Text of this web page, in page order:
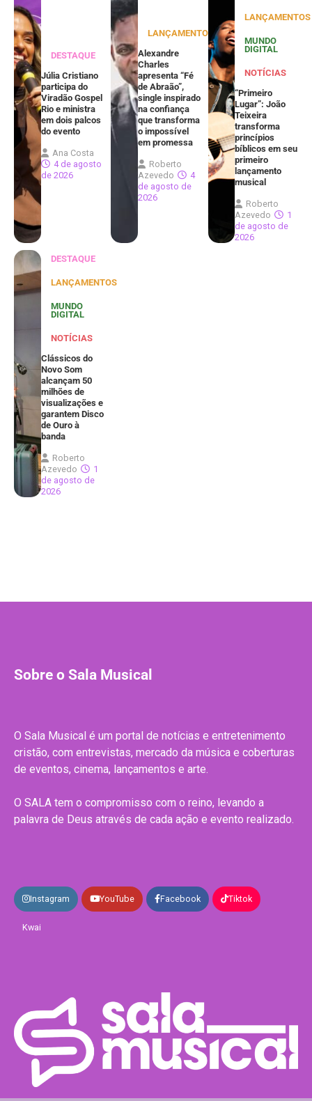
DESTAQUE
Júlia Cristiano
participa do
Viradão Gospel
Rio e ministra
em dois palcos
do evento
Ana Costa
4 de agosto
de 2026
LANÇAMENTOS
Alexandre
Charles
apresenta “Fé
de Abraão”,
single inspirado
na confiança
que transforma
o impossível
em promessa
Roberto
Azevedo
4
de agosto de
2026
LANÇAMENTOS
MUNDO
DIGITAL
NOTÍCIAS
“Primeiro
Lugar”: João
Teixeira
transforma
princípios
bíblicos em seu
primeiro
lançamento
musical
Roberto
Azevedo
1
de agosto de
2026
DESTAQUE
LANÇAMENTOS
MUNDO
DIGITAL
NOTÍCIAS
Clássicos do
Novo Som
alcançam 50
milhões de
visualizações e
garantem Disco
de Ouro à
banda
Roberto
Azevedo
1
de agosto de
2026
Sobre o Sala Musical
O Sala Musical é um portal de notícias e entretenimento
cristão, com entrevistas, mercado da música e coberturas
de eventos, cinema, lançamentos e arte.
O SALA tem o compromisso com o reino, levando a
palavra de Deus através de cada ação e evento realizado.
Instagram YouTube Facebook Tiktok
Kwai